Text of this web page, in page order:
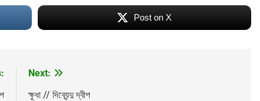
Post on X
Next:
ক্ষুধা // দিব্যেন্দু দ্বীপ